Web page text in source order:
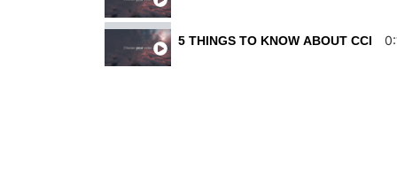
5 THINGS TO KNOW ABOUT CCI